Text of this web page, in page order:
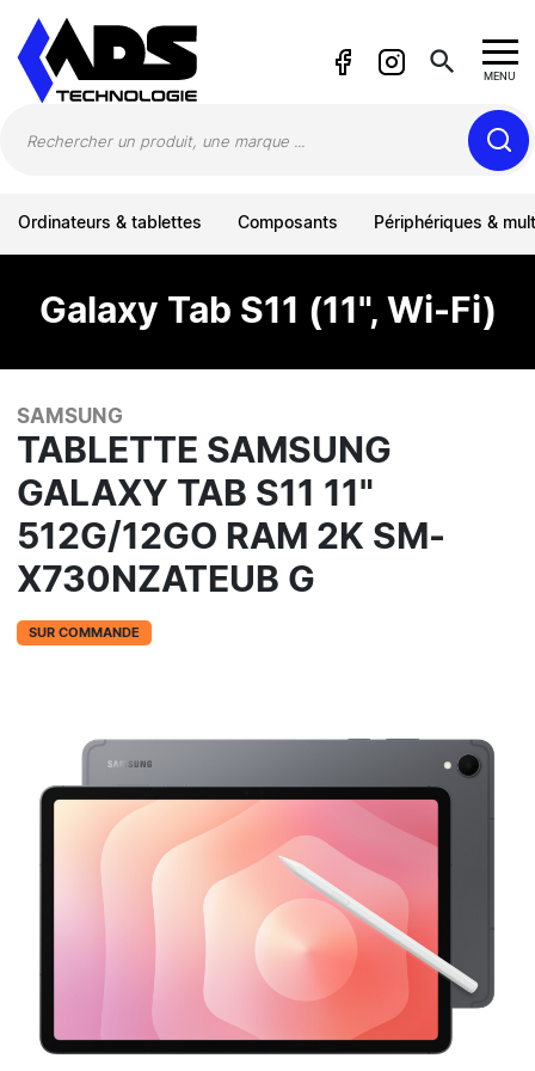
search MENU
Ordinateurs & tablettes Composants Périphériques &
Galaxy Tab S11 (11", Wi-Fi)
SAMSUNG
TABLETTE SAMSUNG
GALAXY TAB S11 11"
512G/12GO RAM 2K SM-
X730NZATEUB G
SUR COMMANDE